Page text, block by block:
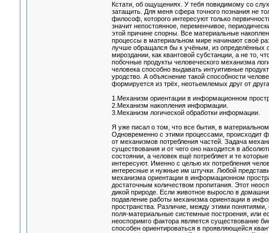
Кстати, об ощущениях. У тебя повидимому со
затащить. Для меня сфера точного познания не
философ, которого интересуют только
значит непостоянное, переменчивое,
этой причине спорны. Все материальные
процессы в материальном мире начинают своё
лучше обращался бы к учёным, из определённых
мироздании, как квантовой субстанции, а не то,
побочные продукты человеческого механизма
человека способно выдавать интуитивные
уродство. А объяснение такой способности
формируется из трёх, неотьемлемых друг от
1.Механизм ориентации в информационном
2.Механизм накопления информации.
3.Механизм логической обработки информации.
Я уже писал о том, что все бытия, в
Одновременно с этими процессами, происходит
от механизмов потребления частей. Задача
существования и от чего оно находится в
состоянии, а человек ещё потребляет и те
интересуют. Именно с целью их потребления
интересные и нужные им штучки. Любой
механизма ориентации в информационном
достаточным количеством пропитания. Этот
дикой природе. Если животное выросло в
подавление работы механизма ориентации в
пространства. Различие, между этими
поля-материальные системные построения, или
неоспоримго фактора является существование
способен ориентироваться в проявляющейся